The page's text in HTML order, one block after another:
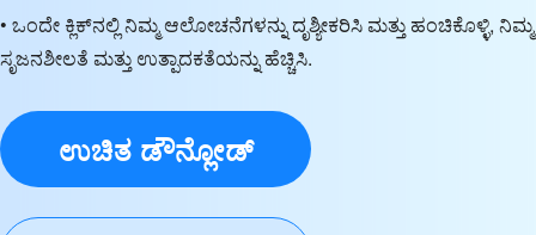
• ಒಂದೇ ಕ್ಲಿಕ್‌ನಲ್ಲಿ ನಿಮ್ಮ ಆಲೋಚನೆಗಳನ್ನು ದೃಶ್ಯೀಕರಿಸಿ ಮತ್ತು ಹಂಚಿಕೊಳ್ಳಿ, ನಿಮ್ಮ
ಸೃಜನಶೀಲತೆ ಮತ್ತು ಉತ್ಪಾದಕತೆಯನ್ನು ಹೆಚ್ಚಿಸಿ.
ಉಚಿತ ಡೌನ್ಲೋಡ್